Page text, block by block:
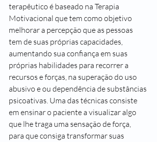
terapêutico é baseado na Terapia
Motivacional que tem como objetivo
melhorar a percepção que as pessoas
tem de suas próprias capacidades,
aumentando sua confiança em suas
próprias habilidades para recorrer a
recursos e forças, na superação do uso
abusivo e ou dependência de substâncias
psicoativas. Uma das técnicas consiste
em ensinar o paciente a visualizar algo
que lhe traga uma sensação de força,
para que consiga transformar suas